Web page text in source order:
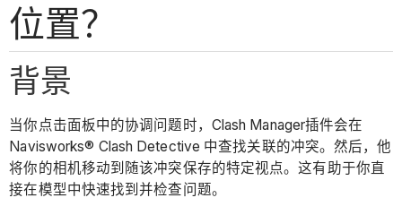
位置？
背景
当你点击面板中的协调问题时，Clash Manager插件会在
Navisworks® Clash Detective 中查找关联的冲突。然后，他
将你的相机移动到随该冲突保存的特定视点。这有助于你直
接在模型中快速找到并检查问题。